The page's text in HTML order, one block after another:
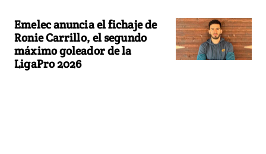
Emelec anuncia el fichaje de
Ronie Carrillo, el segundo
máximo goleador de la
LigaPro 2026